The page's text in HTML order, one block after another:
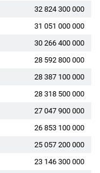
32 824 300 000
31 051 000 000
30 266 400 000
28 592 800 000
28 387 100 000
28 318 500 000
27 047 900 000
26 853 100 000
25 057 200 000
23 146 300 000